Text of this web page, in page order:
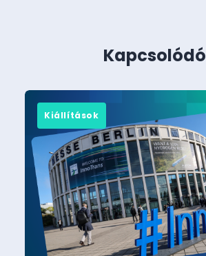
Kapcsolódó
Kiállítások